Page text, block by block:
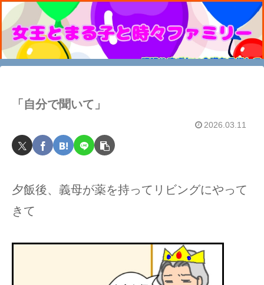
「自分で聞いて」
2026.03.11
夕飯後、義母が薬を持ってリビングにやって
きて